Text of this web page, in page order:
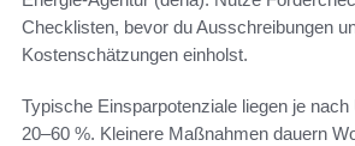
Checklisten, bevor du Ausschreibungen
Kostenschätzungen einholst.
Typische Einsparpotenziale liegen je
20–60 %. Kleinere Maßnahmen dauern